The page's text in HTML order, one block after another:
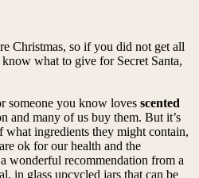
Christmas, so if you did not get all
what to give for Secret Santa,
someone you know loves scented
and many of us buy them. But it’s
what ingredients they might contain,
ok for our health and the
wonderful recommendation from a
in glass upcycled jars that can be